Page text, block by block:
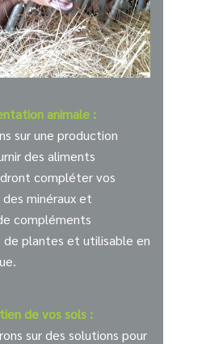
animale :
sur une production
des aliments
compléter vos
minéraux et
compléments
de plantes et utilisable en
de vos sols :
sur des solutions pour